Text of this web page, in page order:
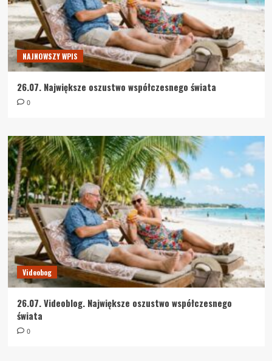
NAJNOWSZY WPIS
26.07. Największe oszustwo współczesnego świata
0
Videobog
26.07. Videoblog. Największe oszustwo współczesnego
świata
0